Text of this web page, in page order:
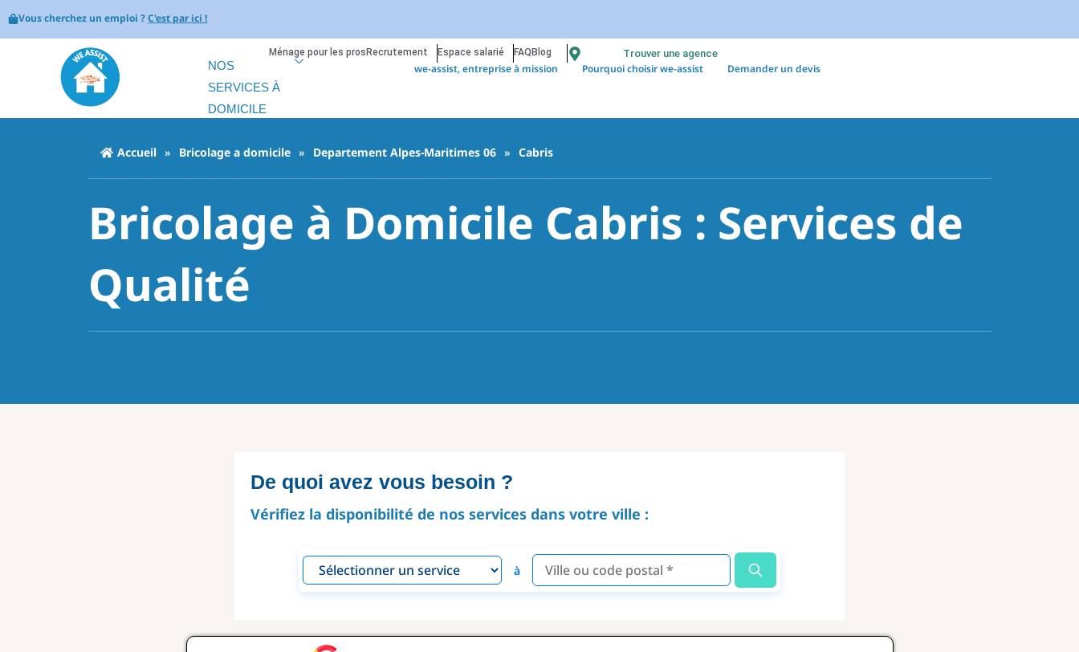
Vous cherchez un emploi ?C'est par ici !
Ménage pour les pros Recrutement Espace salarié FAQ Blog Trouver une agence
NOS
SERVICES À
DOMICILE
we-assist, entreprise à mission Pourquoi choisir we-assist Demander un devis
Accueil » Bricolage a domicile » Departement Alpes-Maritimes 06 » Cabris
Bricolage à Domicile Cabris : Services de
Qualité
De quoi avez vous besoin ?
Vérifiez la disponibilité de nos services dans votre ville :
à